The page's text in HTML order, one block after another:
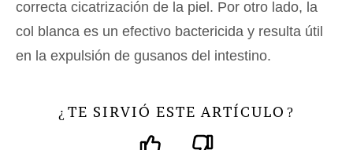
correcta cicatrización de la piel. Por otro lado, la
col blanca es un efectivo bactericida y resulta útil
en la expulsión de gusanos del intestino.
¿ TE SIRVIÓ ESTE ARTÍCULO ?